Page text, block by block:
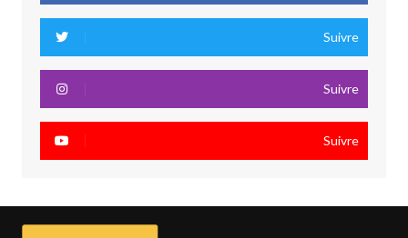
Suivre
Suivre
Suivre